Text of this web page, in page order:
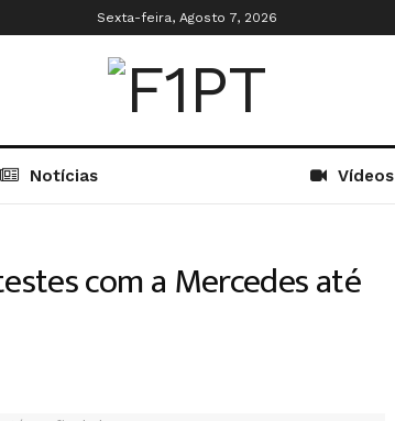
Sexta-feira, Agosto 7, 2026
Notícias Vídeos
com a Mercedes até